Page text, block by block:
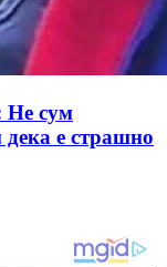
Не сум
дека е страшно